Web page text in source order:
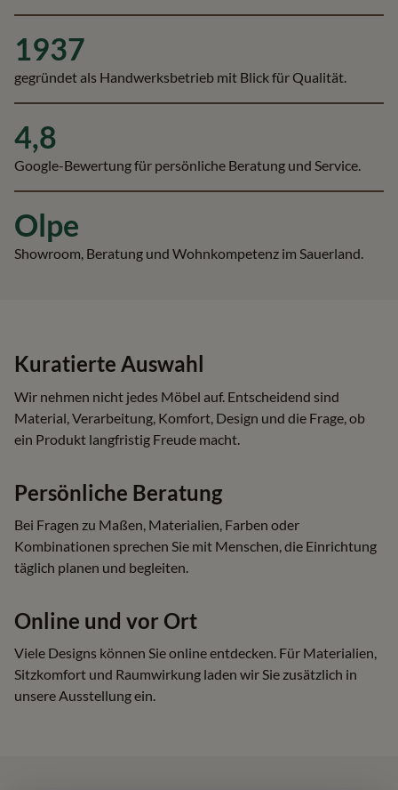
1937
gegründet als Handwerksbetrieb mit Blick für Qualität.
4,8
Google-Bewertung für persönliche Beratung und Service.
Olpe
Showroom, Beratung und Wohnkompetenz im Sauerland.
Kuratierte Auswahl
Wir nehmen nicht jedes Möbel auf. Entscheidend sind
Material, Verarbeitung, Komfort, Design und die Frage, ob
ein Produkt langfristig Freude macht.
Persönliche Beratung
Bei Fragen zu Maßen, Materialien, Farben oder
Kombinationen sprechen Sie mit Menschen, die Einrichtung
täglich planen und begleiten.
Online und vor Ort
Viele Designs können Sie online entdecken. Für Materialien,
Sitzkomfort und Raumwirkung laden wir Sie zusätzlich in
unsere Ausstellung ein.